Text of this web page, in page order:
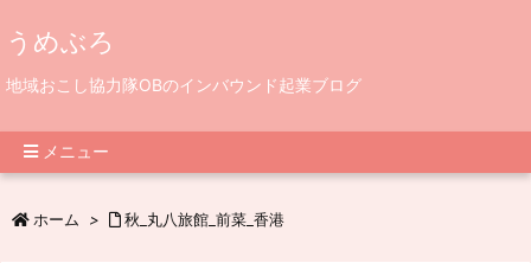
うめぶろ
地域おこし協力隊OBのインバウンド起業ブログ
メニュー
ホーム > 秋_丸八旅館_前菜_香港